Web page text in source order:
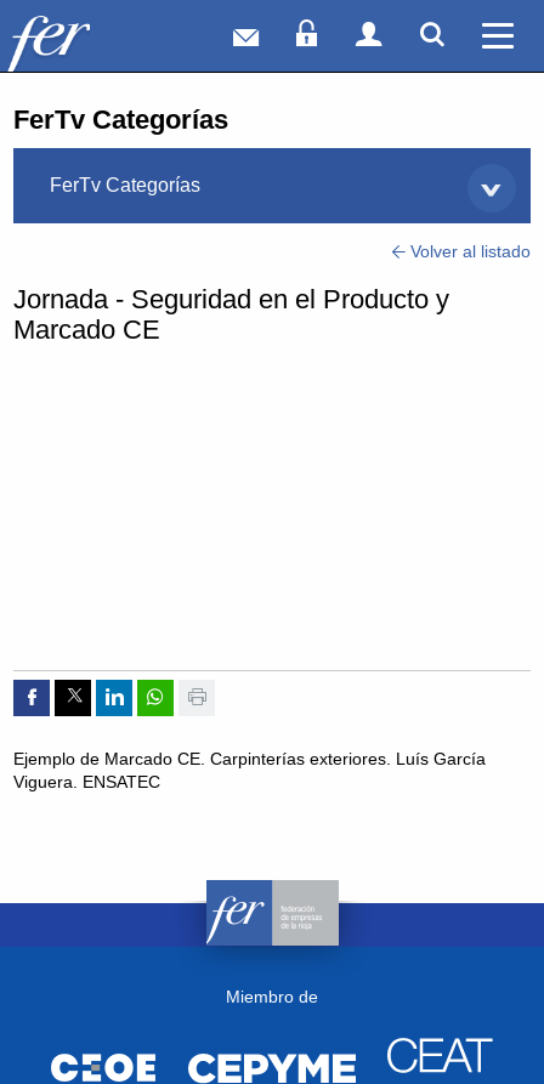
Correo webAcceso Socios
Acceso
FerTv Categorías
FerTv Categorías
Volver al listado
Jornada - Seguridad en el Producto y
Marcado CE
Compartir por Facebook
Compartir por Twitter
Compartir por Linkedin
Compartir por whatsapp
Imprimir
Ejemplo de Marcado CE. Carpinterías exteriores. Luís García
Viguera. ENSATEC
Miembro de